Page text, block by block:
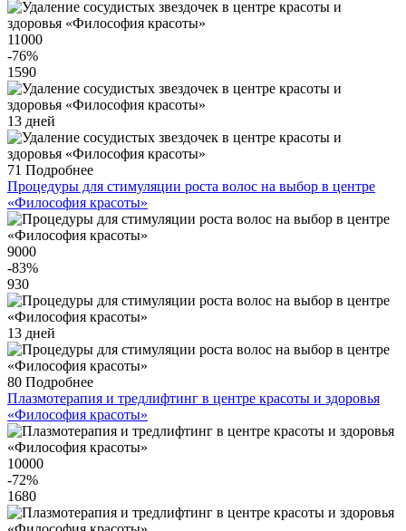
11000
-76%
1590
13 дней
71 Подробнее
Процедуры для стимуляции роста волос на выбор в центре
«Философия красоты»
9000
-83%
930
13 дней
80 Подробнее
Плазмотерапия и тредлифтинг в центре красоты и здоровья
«Философия красоты»
10000
-72%
1680